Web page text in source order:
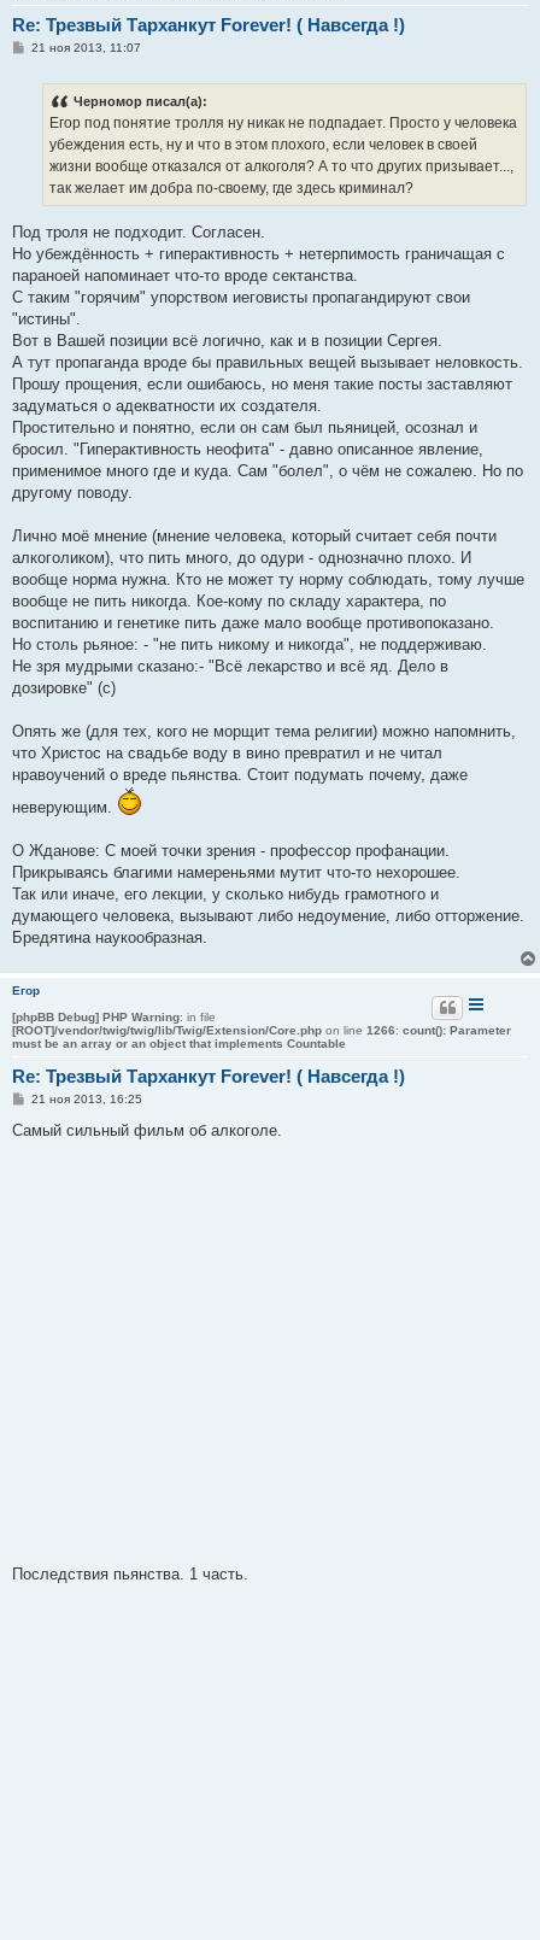
Re: Трезвый Тарханкут Forever! ( Навсегда !)
С21 ноя 2013, 11:07
Черномор писал(а):
Егор под понятие тролля ну никак не подпадает. Просто у человека
убеждения есть, ну и что в этом плохого, если человек в своей
жизни вообще отказался от алкоголя? А то что других призывает...,
так желает им добра по-своему, где здесь криминал?
Под троля не подходит. Согласен.
Но убеждённость + гиперактивность + нетерпимость граничащая с
параноей напоминает что-то вроде сектанства.
С таким "горячим" упорством иеговисты пропагандируют свои
"истины".
Вот в Вашей позиции всё логично, как и в позиции Сергея.
А тут пропаганда вроде бы правильных вещей вызывает неловкость.
Прошу прощения, если ошибаюсь, но меня такие посты заставляют
задуматься о адекватности их создателя.
Простительно и понятно, если он сам был пьяницей, осознал и
бросил. "Гиперактивность неофита" - давно описанное явление,
применимое много где и куда. Сам "болел", о чём не сожалею. Но по
другому поводу.
Лично моё мнение (мнение человека, который считает себя почти
алкоголиком), что пить много, до одури - однозначно плохо. И
вообще норма нужна. Кто не может ту норму соблюдать, тому лучше
вообще не пить никогда. Кое-кому по складу характера, по
воспитанию и генетике пить даже мало вообще противопоказано.
Но столь рьяное: - "не пить никому и никогда", не поддерживаю.
Не зря мудрыми сказано:- "Всё лекарство и всё яд. Дело в
дозировке" (с)
Опять же (для тех, кого не морщит тема религии) можно напомнить,
что Христос на свадьбе воду в вино превратил и не читал
нравоучений о вреде пьянства. Стоит подумать почему, даже
неверующим.
О Жданове: С моей точки зрения - профессор профанации.
Прикрываясь благими намереньями мутит что-то нехорошее.
Так или иначе, его лекции, у сколько нибудь грамотного и
думающего человека, вызывают либо недоумение, либо отторжение.
Бредятина наукообразная.
Егор
[phpBB Debug] PHP Warning: in file
[ROOT]/vendor/twig/twig/lib/Twig/Extension/Core.php on line 1266: count(): Parameter
must be an array or an object that implements Countable
Re: Трезвый Тарханкут Forever! ( Навсегда !)
С
о
21 ноя 2013, 16:25
Самый сильный фильм об алкоголе.
Последствия пьянства. 1 часть.